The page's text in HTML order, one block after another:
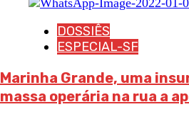
DOSSIÊS
ESPECIAL-SF
Marinha Grande, uma
massa operária na rua a